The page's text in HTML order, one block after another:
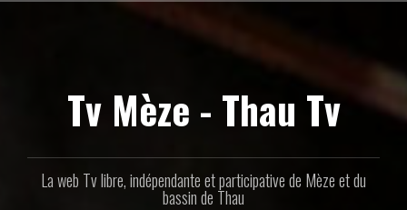
Tv Mèze - Thau Tv
La web Tv libre, indépendante et participative de Mèze et du
bassin de Thau